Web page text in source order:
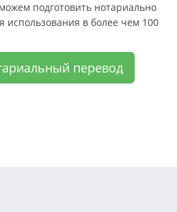
подготовить нотариально
использования в более чем 100
перевод